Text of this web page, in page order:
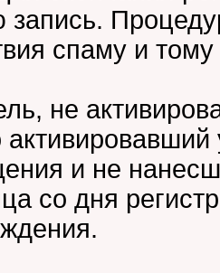
запись.
спаму и
не
и не
со дня